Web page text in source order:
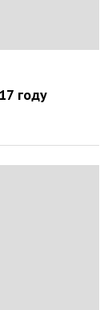
году